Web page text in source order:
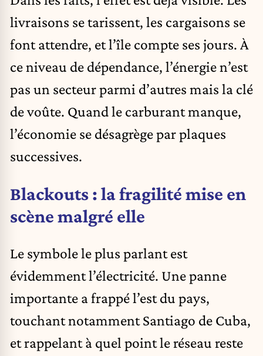
livraisons se tarissent, les cargaisons se
font attendre, et l’île compte ses jours. À
ce niveau de dépendance, l’énergie n’est
pas un secteur parmi d’autres mais la clé
de voûte. Quand le carburant manque,
l’économie se désagrège par plaques
successives.
Blackouts : la fragilité mise en
scène malgré elle
Le symbole le plus parlant est
évidemment l’électricité. Une panne
importante a frappé l’est du pays,
touchant notamment Santiago de Cuba,
et rappelant à quel point le réseau reste